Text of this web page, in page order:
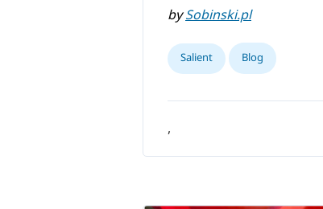
bySobinski.pl
Salient Blog
,